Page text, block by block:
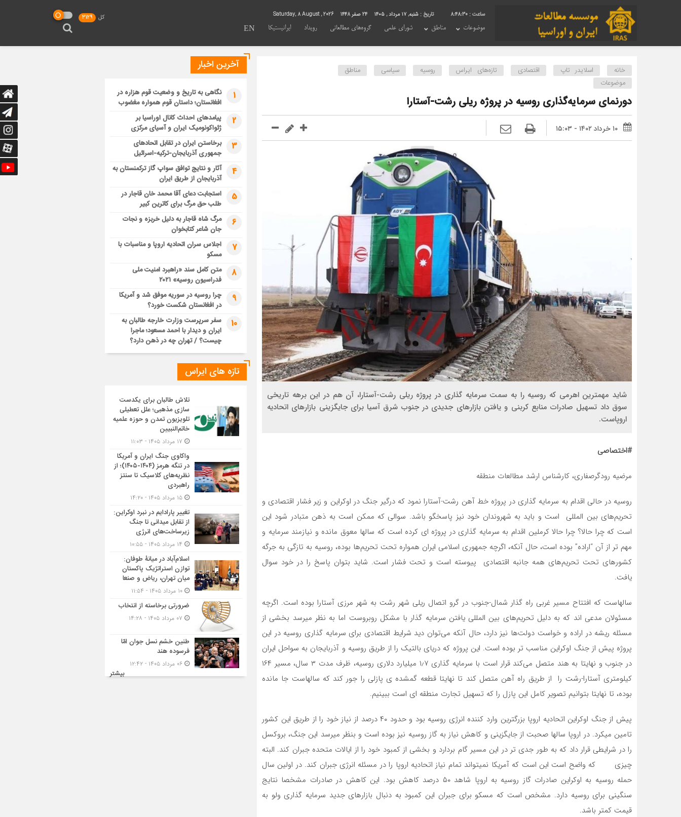
8:48:31 تاریخ : شنبه, ۱۷ مرداد , ۱۴۰۵ 24 صفر 1448
موضوعات
مناطق شورای علمی گروه‌های مطالعاتی رویداد ایرانیستیکا EN
کل 3129
خانه اسلایدر تاپ اقتصادی تازه‌های ایراس روسیه سیاسی
مناطق
موضوعات
دورنمای سرمایه‌گذاری روسیه در پروژه ریلی رشت-آستارا
۱۰ خرداد ۱۴۰۲ - ۱۵:۰۳
شاید مهمترین اهرمی که روسیه را به سمت سرمایه گذاری در پروژه ریلی رشت-آستارا، آن هم در این برهه تاریخی
سوق داد تسهیل صادرات منابع کربنی و یافتن بازارهای جدیدی در جنوب شرق آسیا برای جایگزینی بازارهای اتحادیه
اروپاست.
#اختصاصی
مرضیه رودگرصفاری، کارشناس ارشد مطالعات منطقه
روسیه در حالی اقدام به سرمایه گذاری در پروژه خط آهن رشت-آستارا نمود که درگیر جنگ در اوکراین و زیر فشار اقتصادی و
تحریم‌های بین المللی است و باید به شهروندان خود نیز پاسخگو باشد. سوالی که ممکن است به ذهن متبادر شود این
است که چرا حالا؟ چرا حالا کرملین اقدام به سرمایه گذاری در پروژه ای کرده است که سالها معوق مانده و نیازمند سرمایه و
مهم تر از آن “اراده” بوده است، حال آنکه، اگرچه جمهوری اسلامی ایران همواره تحت تحریم‌ها بوده، روسیه به تازگی به جرگه
کشورهای تحت تحریم‌های همه ‌جانبه اقتصادی پیوسته است و تحت فشار است. شاید بتوان پاسخ را در خود سوال
یافت.
سالهاست که افتتاح مسیر غربی راه گذار شمال-جنوب در گرو اتصال ریلی شهر رشت به شهر مرزی آستارا بوده است. اگرچه
مسئولان مدعی اند که به دلیل تحریم‌های بین المللی یافتن سرمایه گذار با مشکل روبروست اما به نظر میرسد بخشی از
مسئله ریشه در اراده و خواست دولت‌ها نیز دارد، حال آنکه می‌توان دید شرایط اقتصادی برای سرمایه گذاری روسیه در این
پروژه پیش از جنگ اوکراین مناسب تر بوده است. این پروژه که دریای بالتیک را از طریق روسیه و آذربایجان به سواحل ایران
در جنوب و نهایتا به هند متصل می‌کند قرار است با سرمایه گذاری ۱٫۷ میلیارد دلاری روسیه، ظرف مدت ۳ سال، مسیر ۱۶۴
کیلومتری آستارا-رشت را از طریق راه آهن متصل کند تا نهایتا قطعه گمشده ی پازلی را جور کند که سالهاست جا مانده
بوده، تا نهایتا بتوانیم تصویر کامل این پازل را که تسهیل تجارت منطقه ای است ببینیم.
پیش از جنگ اوکراین اتحادیه اروپا بزرگترین وارد کننده انرژی روسیه بود و حدود ۴۰ درصد از نیاز خود را از طریق این کشور
تامین میکرد. در اروپا سالها صحبت از جایگزینی و کاهش نیاز به گاز روسیه نیز بوده است و بنظر میرسد این جنگ، بروکسل
را در شرایطی قرار داد که به طور جدی تر در این مسیر گام بردارد و بخشی از کمبود خود را از ایالات متحده جبران کند. البته
چیزی که واضح است این است که آمریکا نمیتواند تمام نیاز اتحادیه اروپا را در مسئله انرژی جبران کند. در اولین سال
حمله روسیه به اوکراین صادرات گاز روسیه به اروپا شاهد ۵۰ درصد کاهش بود. این کاهش در صادرات مشخصا نتایج
سنگینی برای روسیه دارد. مشخص است که مسکو برای جبران این کمبود به دنبال بازارهای جدید سرمایه گذاری ولو به
قیمت کمتر باشد.
آخرین اخبار
1
نگاهی به تاریخ و وضعیت قوم هزاره در
افغانستان؛ داستان قوم همواره مغضوب
2
پیامدهای احداث کانال اوراسیا بر
ژئواکونومیک ایران و آسیای مرکزی
3
برخاستن ایران در تقابل اتحادهای
جمهوری آذربایجان-ترکیه-اسرائیل
4
آثار و نتایج توافق سواپ گاز ترکمنستان به
آذربایجان از طریق ایران
5
استجابت دعای آقا محمد خان قاجار در
طلب حق مرگ برای کاترین کبیر
6
مرگ شاه قاجار به دلیل خربزه و نجات
جان شاعر کتابخوان
7
اجلاس سران اتحادیه اروپا و مناسبات با
مسکو
8
متن کامل سند «راهبرد امنیت ملی
فدراسیون روسیه» ۲۰۲۱
9
چرا روسیه در سوریه موفق شد و آمریکا
در افغانستان شکست خورد؟
10
سفر سرپرست وزارت خارجه طالبان به
ایران و دیدار با احمد مسعود؛ ماجرا
چیست؟ / تهران چه در ذهن دارد؟
تازه های ایراس
تلاش طالبان برای یکدست
سازی مذهبی؛ علل تعطیلی
تلویزیون تمدن و حوزه علمیه
خاتم‌النبیین
واکاوی جنگ ایران و آمریکا
در تنگه هرمز (۱۴۰۴-۱۴۰۵)؛ از
نظریه‌های کلاسیک تا سنتز
راهبردی
تغییر پارادایم در نبرد اوکراین:
از تقابل میدانی تا جنگ
زیرساخت‌های انرژی
اسلام‌آباد در میانۀ طوفان:
توازن استراتژیک پاکستان
میان تهران، ریاض و صنعا
ضرورتی برخاسته از انتخاب
طنین خشم نسل جوان امّا
فرسوده هند
بیشتر